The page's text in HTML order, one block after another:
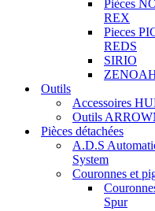
Pièces
REX
Pieces
REDS
SIRIO
Outils
Accessoires
Outils
Pièces détachées
A.D.S
System
Couronnes et
Spur